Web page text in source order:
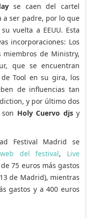
se caen del cartel
a ser padre, por lo que
vuelta a EEUU. Esta
incorporaciones: Los
miembros de Ministry,
que se encuentran
Tool en su gira, los
de influencias tan
y por último dos
Holy Cuervo djsy
Festival Madrid se
web del festival, Live
75 euros más gastos
de Madrid), mientras
gastos y a 400 euros